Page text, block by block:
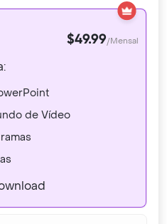
$49.99/Mensal
de Vídeo